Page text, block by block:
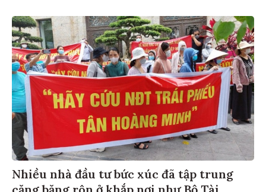
Nhiều nhà đầu tư bức xúc đã tập trung